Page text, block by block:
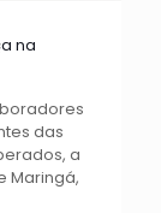
na
das
a
Maringá,